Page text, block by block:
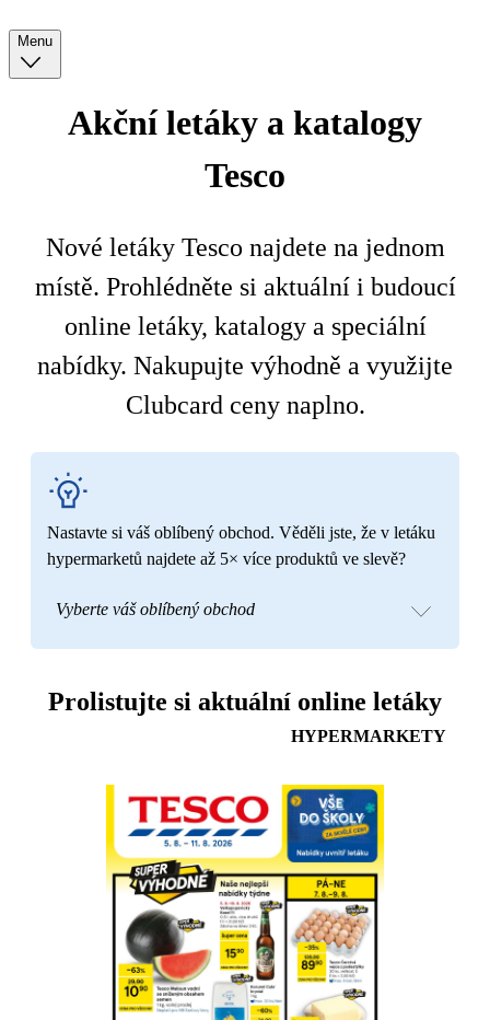
Menu
Akční letáky a katalogy
Tesco
Nové letáky Tesco najdete na jednom
místě. Prohlédněte si aktuální i budoucí
online letáky, katalogy a speciální
nabídky. Nakupujte výhodně a využijte
Clubcard ceny naplno.
Nastavte si váš oblíbený obchod. Věděli jste, že v letáku
hypermarketů najdete až 5× více produktů ve slevě?
Vyberte váš oblíbený obchod
Prolistujte si aktuální online letáky
HYPERMARKETY